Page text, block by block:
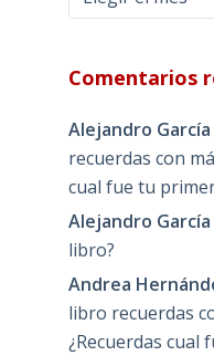
Comentarios
Alejandro
recuerdas con
cual fue tu
Alejandro
libro?
Andrea
libro recuerdas
¿Recuerdas cual